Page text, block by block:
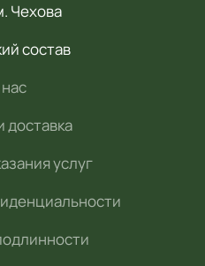
Чехова
состав
доставка
услуг